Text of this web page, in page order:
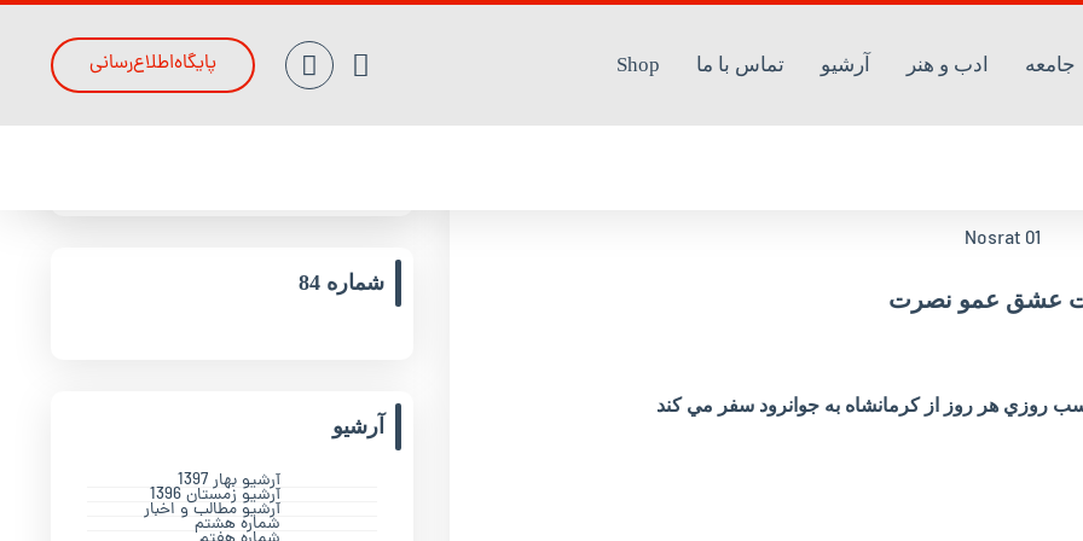
جامعه ادب و هنر آرشیو تماس با ما Shop پایگاه‌اطلاع‌رسانی
‌عشق ‌عمو ‌نصرت
جدیدترین مقالات
شماره 84
آرشیو
آرشیو بهار 1397
آرشیو زمستان 1396
آرشیو مطالب و اخبار
شماره هشتم